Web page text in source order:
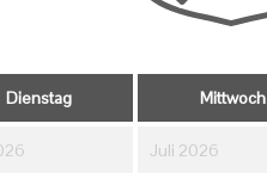
Dienstag Mittwoch
Juli 2026